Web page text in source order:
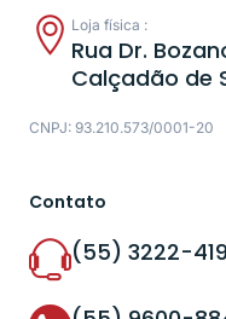
Loja física :
Rua Dr.
Calçadão de
CNPJ: 93.210.573/0001-20
Contato
(55) 3222-